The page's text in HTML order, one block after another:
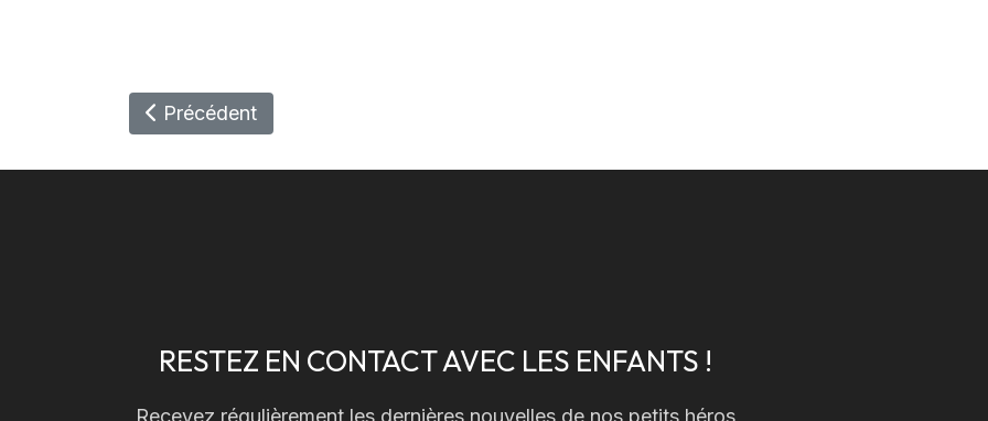
Article Précédent : FRANKLYN, AU CŒUR DES CHEMINS DE LA SOLIDARITÉ !
Précédent
RESTEZ EN CONTACT AVEC LES ENFANTS !
Recevez régulièrement les dernières nouvelles de nos petits héros